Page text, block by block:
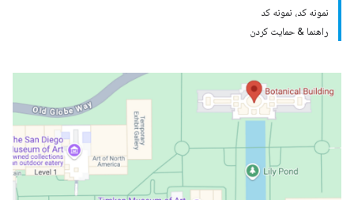
نمونه کد، نمونه کد
راهنما & حمایت کردن